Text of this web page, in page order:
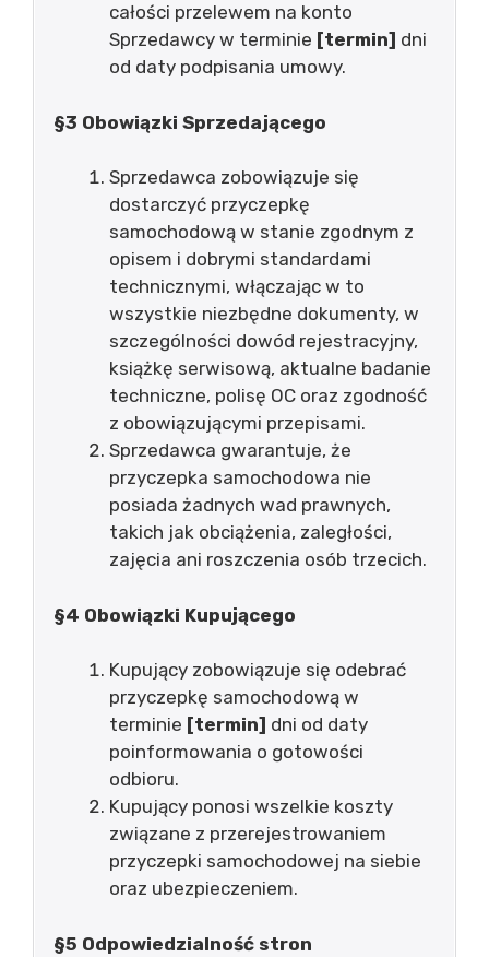
całości przelewem na konto
Sprzedawcy w terminie [termin] dni
od daty podpisania umowy.
§3 Obowiązki Sprzedającego
Sprzedawca zobowiązuje się
dostarczyć przyczepkę
samochodową w stanie zgodnym z
opisem i dobrymi standardami
technicznymi, włączając w to
wszystkie niezbędne dokumenty, w
szczególności dowód rejestracyjny,
książkę serwisową, aktualne badanie
techniczne, polisę OC oraz zgodność
z obowiązującymi przepisami.
Sprzedawca gwarantuje, że
przyczepka samochodowa nie
posiada żadnych wad prawnych,
takich jak obciążenia, zaległości,
zajęcia ani roszczenia osób trzecich.
§4 Obowiązki Kupującego
Kupujący zobowiązuje się odebrać
przyczepkę samochodową w
terminie [termin] dni od daty
poinformowania o gotowości
odbioru.
Kupujący ponosi wszelkie koszty
związane z przerejestrowaniem
przyczepki samochodowej na siebie
oraz ubezpieczeniem.
§5 Odpowiedzialność stron